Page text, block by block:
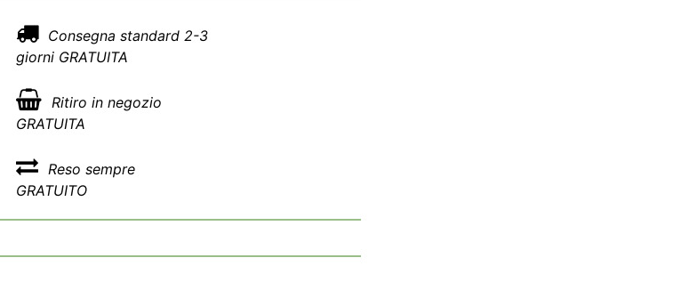
Consegna standard 2-3
giorni GRATUITA
Ritiro in negozio
GRATUITA
Reso sempre
GRATUITO